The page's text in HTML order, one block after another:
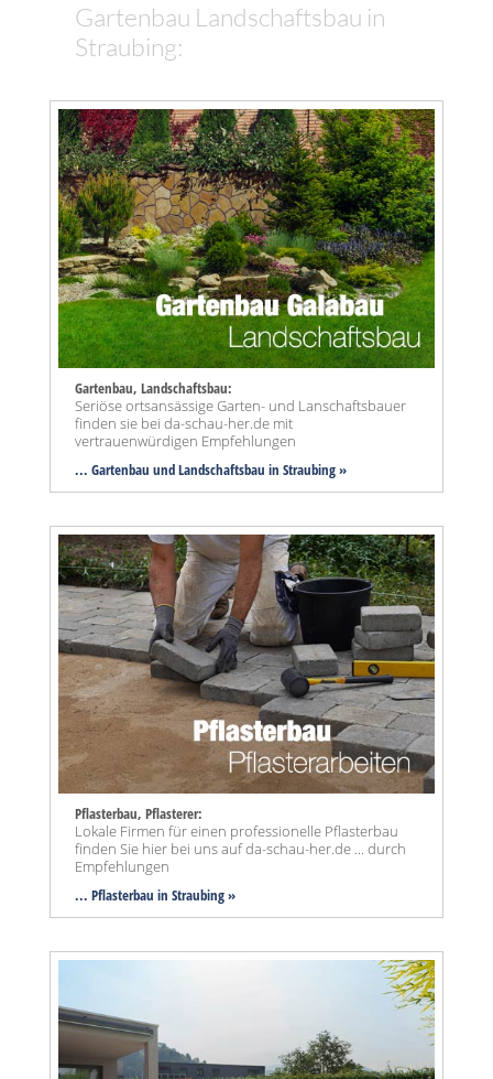
Gartenbau Landschaftsbau in
Straubing:
Gartenbau, Landschaftsbau:
Seriöse ortsansässige Garten- und Lanschaftsbauer
finden sie bei da-schau-her.de mit
vertrauenwürdigen Empfehlungen
... Gartenbau und Landschaftsbau in Straubing »
Pflasterbau, Pflasterer:
Lokale Firmen für einen professionelle Pflasterbau
finden Sie hier bei uns auf da-schau-her.de ... durch
Empfehlungen
... Pflasterbau in Straubing »